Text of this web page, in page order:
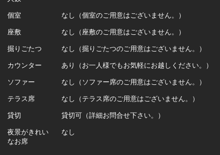
個室 なし（個室のご用意はございません。）
座敷 なし（座敷のご用意はございません。）
掘りごたつ なし（掘りごたつのご用意はございません。）
カウンター あり（お一人様でもお気軽にお越しください。）
ソファー なし（ソファー席のご用意はございません。）
テラス席 なし（テラス席のご用意はございません。）
貸切 貸切可（詳細お問合せ下さい。）
夜景がきれい
なお席
なし